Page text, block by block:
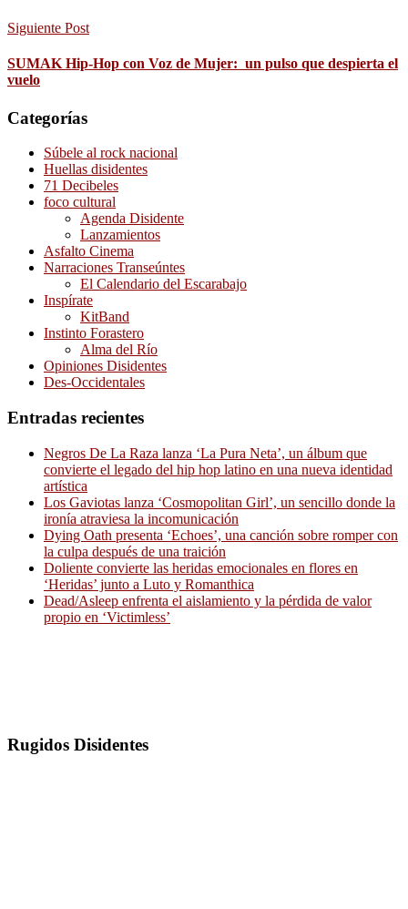
Siguiente Post
SUMAK Hip-Hop con Voz de Mujer: un pulso que despierta el
vuelo
Categorías
Súbele al rock nacional
Huellas disidentes
71 Decibeles
foco cultural
Agenda Disidente
Lanzamientos
Asfalto Cinema
Narraciones Transeúntes
El Calendario del Escarabajo
Inspírate
KitBand
Instinto Forastero
Alma del Río
Opiniones Disidentes
Des-Occidentales
Entradas recientes
Negros De La Raza lanza ‘La Pura Neta’, un álbum que
convierte el legado del hip hop latino en una nueva identidad
artística
Los Gaviotas lanza ‘Cosmopolitan Girl’, un sencillo donde la
ironía atraviesa la incomunicación
Dying Oath presenta ‘Echoes’, una canción sobre romper con
la culpa después de una traición
Doliente convierte las heridas emocionales en flores en
‘Heridas’ junto a Luto y Romanthica
Dead/Asleep enfrenta el aislamiento y la pérdida de valor
propio en ‘Victimless’
Rugidos Disidentes